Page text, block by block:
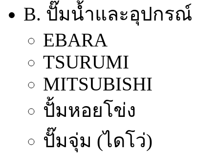
B. ปั๊มน้ำและอุปกรณ์
EBARA
TSURUMI
MITSUBISHI
ปั้มหอยโข่ง
ปั๊มจุ่ม (ไดโว่)